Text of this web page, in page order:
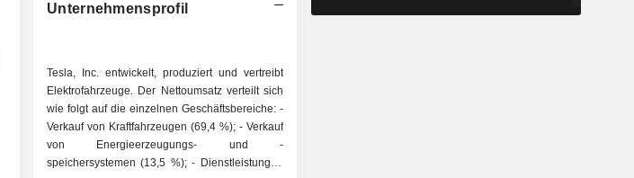
Unternehmensprofil
Tesla, Inc. entwickelt, produziert und vertreibt
Elektrofahrzeuge. Der Nettoumsatz verteilt sich
wie folgt auf die einzelnen Geschäftsbereiche: -
Verkauf von Kraftfahrzeugen (69,4 %); - Verkauf
von Energieerzeugungs- und -
speichersystemen (13,5 %); - Dienstleistungen